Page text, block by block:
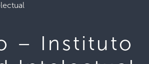
– Instituto